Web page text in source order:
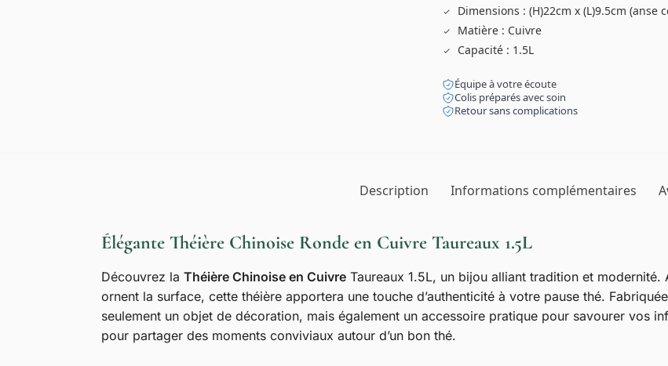
Dimensions : (H)22cm x (L)9.5cm (anse
Matière : Cuivre
Capacité : 1.5L
Équipe à votre écoute
Colis préparés avec soin
Retour sans complications
Description Informations complémentaires
Élégante Théière Chinoise Ronde en Cuivre Taureaux 1.5L
Découvrez la Théière Chinoise en CuivreTaureaux 1.5L, un bijou alliant tradition et modernité.
ornent la surface, cette théière apportera une touche d’authenticité à votre pause thé.
seulement un objet de décoration, mais également un accessoire pratique pour savourer vos
pour partager des moments conviviaux autour d’un bon thé.